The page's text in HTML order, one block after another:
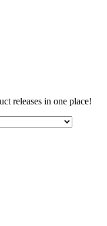
releases in one place!